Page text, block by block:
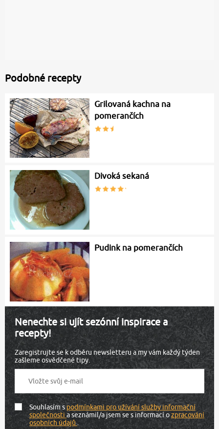
Podobné recepty
Grilovaná kachna na
pomerančích
Divoká sekaná
Pudink na pomerančích
Nenechte si ujít sezónní inspirace a
recepty!
Zaregistrujte se k odběru newsletteru a my vám každý týden
zašleme osvědčené tipy.
Souhlasím spodmínkami pro užívání služby informační
společnostia seznámil/a jsem se s informací ozpracování
osobních údajů.